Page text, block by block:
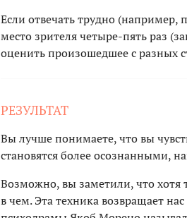
Если отвечать трудно (например,
место зрителя четыре-пять раз
оценить произошедшее с разных
РЕЗУЛЬТАТ
Вы лучше понимаете, что вы
становятся более осознанными,
Возможно, вы заметили, что хотя
в чем. Эта техника возвращает